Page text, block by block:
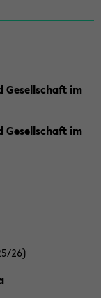
Gesellschaft im
Gesellschaft im
26)